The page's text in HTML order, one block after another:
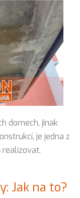
domech, jinak
je jedna z
realizovat.
Jak na to?